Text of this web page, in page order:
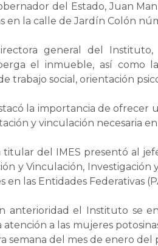
del Estado, Juan
en la calle de Jardín Colón
general del
el inmueble, así como
trabajo social, orientación
la importancia de ofrecer
y vinculación necesaria
del IMES presentó al
y Vinculación,
en las Entidades Federativas
anterioridad el Instituto se
a las mujeres
semana del mes de enero del